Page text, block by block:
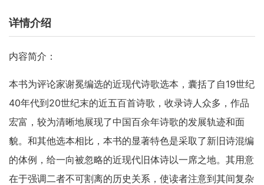
详情介绍
内容简介：
本书为评论家谢冕编选的近现代诗歌选本，囊括了自19世纪
40年代到20世纪末的近五百首诗歌，收录诗人众多，作品
宏富，较为清晰地展现了中国百余年诗歌的发展轨迹和面
貌。和其他选本相比，本书的显著特色是采取了新旧诗混编
的体例，给一向被忽略的近现代旧体诗以一席之地。其用意
在于强调二者不可割离的历史关系，使读者注意到其间复杂